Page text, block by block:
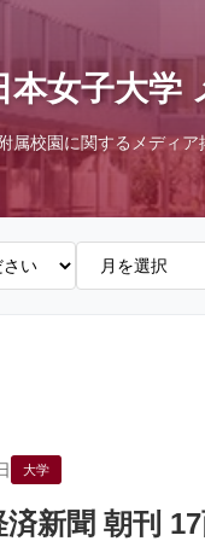
本女子大学
属校園に関するメディ
大学
済新聞 朝刊